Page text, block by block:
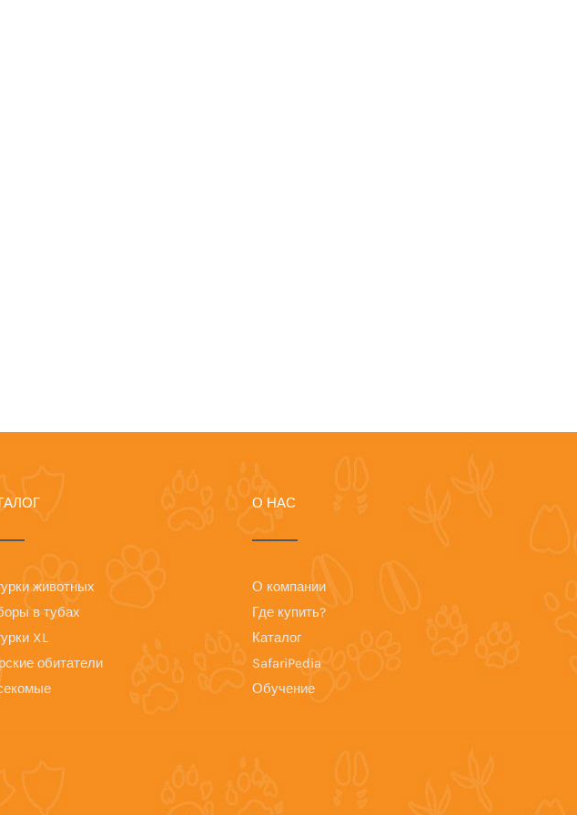
животных
в тубах
XL
обитатели
О НАС
О компании
Где купить?
Каталог
SafariPedia
Обучение